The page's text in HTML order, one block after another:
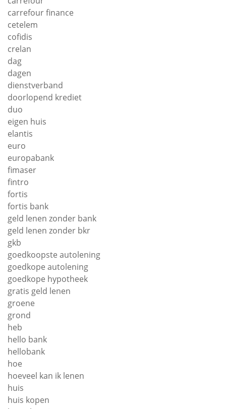
carrefour finance
cetelem
cofidis
crelan
dag
dagen
dienstverband
doorlopend krediet
duo
eigen huis
elantis
euro
europabank
fimaser
fintro
fortis
fortis bank
geld lenen zonder bank
geld lenen zonder bkr
gkb
goedkoopste autolening
goedkope autolening
goedkope hypotheek
gratis geld lenen
groene
grond
heb
hello bank
hellobank
hoe
hoeveel kan ik lenen
huis
huis kopen